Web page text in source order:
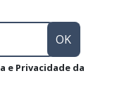
e Privacidade da